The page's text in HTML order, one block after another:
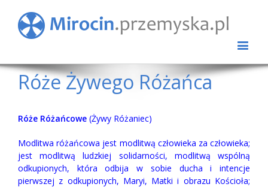
Róże Żywego Różańca
Róże Różańcowe (Żywy Różaniec)
Modlitwa różańcowa jest modlitwą człowieka za człowieka;
jest modlitwą ludzkiej solidarności, modlitwą wspólną
odkupionych, która odbija w sobie ducha i intencje
pierwszej z odkupionych, Maryi, Matki i obrazu Kościoła;